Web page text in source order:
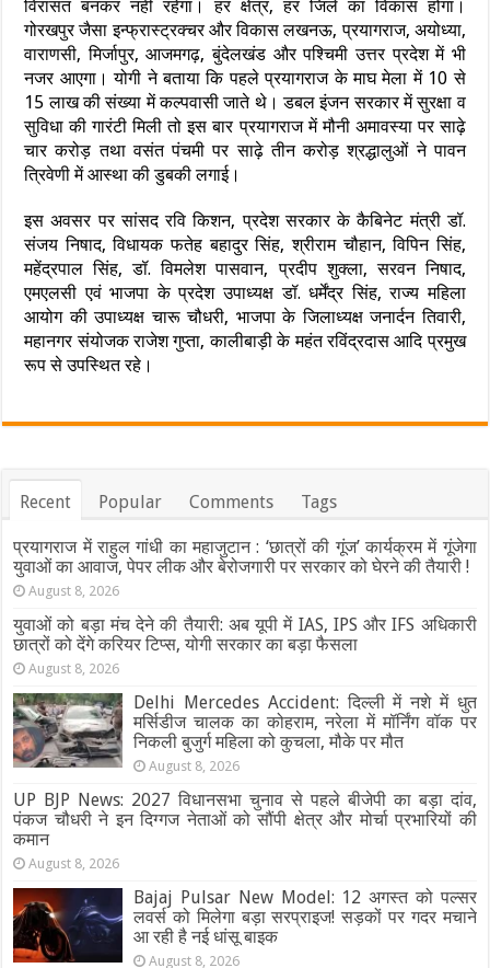
विरासत बनकर नहीं रहेगा। हर क्षेत्र, हर जिले का विकास होगा।
गोरखपुर जैसा इन्फ्रास्ट्रक्चर और विकास लखनऊ, प्रयागराज, अयोध्या,
वाराणसी, मिर्जापुर, आजमगढ़, बुंदेलखंड और पश्चिमी उत्तर प्रदेश में भी
नजर आएगा। योगी ने बताया कि पहले प्रयागराज के माघ मेला में 10 से
15 लाख की संख्या में कल्पवासी जाते थे। डबल इंजन सरकार में सुरक्षा व
सुविधा की गारंटी मिली तो इस बार प्रयागराज में मौनी अमावस्या पर साढ़े
चार करोड़ तथा वसंत पंचमी पर साढ़े तीन करोड़ श्रद्धालुओं ने पावन
त्रिवेणी में आस्था की डुबकी लगाई।
इस अवसर पर सांसद रवि किशन, प्रदेश सरकार के कैबिनेट मंत्री डॉ.
संजय निषाद, विधायक फतेह बहादुर सिंह, श्रीराम चौहान, विपिन सिंह,
महेंद्रपाल सिंह, डॉ. विमलेश पासवान, प्रदीप शुक्ला, सरवन निषाद,
एमएलसी एवं भाजपा के प्रदेश उपाध्यक्ष डॉ. धर्मेंद्र सिंह, राज्य महिला
आयोग की उपाध्यक्ष चारू चौधरी, भाजपा के जिलाध्यक्ष जनार्दन तिवारी,
महानगर संयोजक राजेश गुप्ता, कालीबाड़ी के महंत रविंद्रदास आदि प्रमुख
रूप से उपस्थित रहे।
Recent Popular Comments Tags
प्रयागराज में राहुल गांधी का महाजुटान : ‘छात्रों की गूंज’ कार्यक्रम में गूंजेगा
युवाओं का आवाज, पेपर लीक और बेरोजगारी पर सरकार को घेरने की तैयारी !
August 8, 2026
युवाओं को बड़ा मंच देने की तैयारी: अब यूपी में IAS, IPS और IFS अधिकारी
छात्रों को देंगे करियर टिप्स, योगी सरकार का बड़ा फैसला
August 8, 2026
Delhi Mercedes Accident: दिल्ली में नशे में धुत
मर्सिडीज चालक का कोहराम, नरेला में मॉर्निंग वॉक पर
निकली बुजुर्ग महिला को कुचला, मौके पर मौत
August 8, 2026
UP BJP News: 2027 विधानसभा चुनाव से पहले बीजेपी का बड़ा दांव,
पंकज चौधरी ने इन दिग्गज नेताओं को सौंपी क्षेत्र और मोर्चा प्रभारियों की
कमान
August 8, 2026
Bajaj Pulsar New Model: 12 अगस्त को पल्सर
लवर्स को मिलेगा बड़ा सरप्राइज! सड़कों पर गदर मचाने
आ रही है नई धांसू बाइक
August 8, 2026